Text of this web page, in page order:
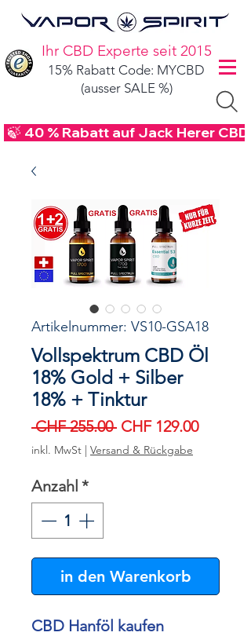
Ihr CBD Experte seit 2015
15% Rabatt Code: MYCBD
(ausser SALE %)
🍃 40 % Rabatt auf Jack Herer
Artikelnummer: VS10-GSA18
Vollspektrum CBD Öl
18% Gold + Silber
18% + Tinktur
CHF 255.00 Standardpreis
CHF 129.00Sale-
inkl. MwSt | Versand & Rückgabe
Anzahl *
in den Warenkorb
CBD Hanföl kaufen